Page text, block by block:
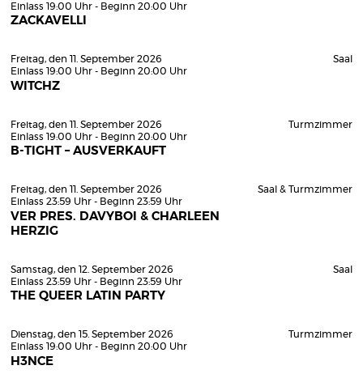
Einlass 19:00 Uhr - Beginn 20:00 Uhr
ZACKAVELLI
Freitag, den 11. September 2026
Einlass 19:00 Uhr - Beginn 20:00 Uhr
WITCHZ
Saal
Freitag, den 11. September 2026
Einlass 19:00 Uhr - Beginn 20:00 Uhr
B-TIGHT – AUSVERKAUFT
Turmzimmer
Freitag, den 11. September 2026
Einlass 23:59 Uhr - Beginn 23:59 Uhr
VER PRES. DAVYBOI & CHARLEEN
HERZIG
Saal & Turmzimmer
Samstag, den 12. September 2026
Einlass 23:59 Uhr - Beginn 23:59 Uhr
THE QUEER LATIN PARTY
Saal
Dienstag, den 15. September 2026
Einlass 19:00 Uhr - Beginn 20:00 Uhr
H3NCE
Turmzimmer